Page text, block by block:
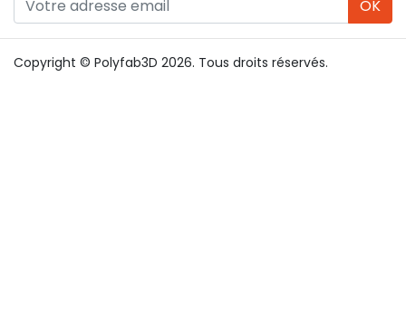
OK
Copyright © Polyfab3D 2026. Tous droits réservés.